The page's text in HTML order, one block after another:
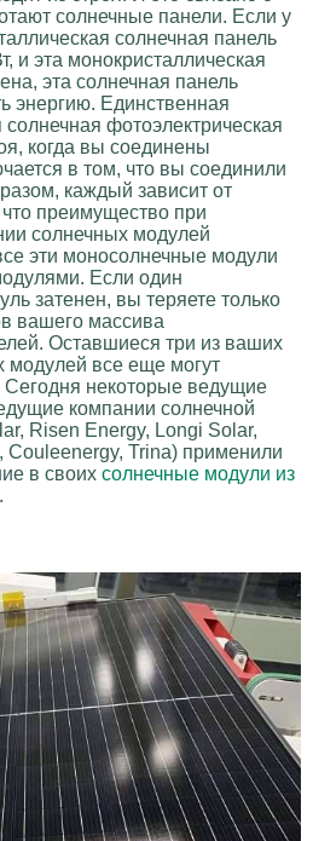
солнечные панели. Если у
солнечная панель
и эта монокристаллическая
эта солнечная панель
энергию. Единственная
фотоэлектрическая
когда вы соединены
в том, что вы соединили
каждый зависит от
преимущество при
солнечных модулей
эти моносолнечные модули
Если один
затенен, вы теряете только
вашего массива
Оставшиеся три из ваших
модулей все еще могут
некоторые ведущие
компании солнечной
Risen Energy, Longi Solar,
Couleenergy, Trina) применили
в своих солнечные модули из
.